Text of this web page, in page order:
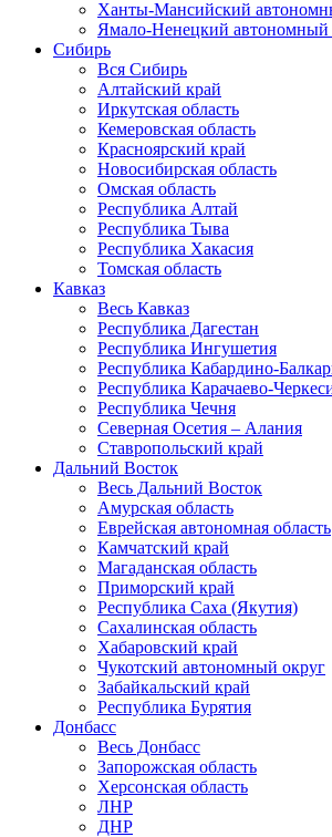
Ханты-Мансийский
Ямало-Ненецкий автономный
Сибирь
Вся Сибирь
Алтайский край
Иркутская область
Кемеровская область
Красноярский край
Новосибирская область
Омская область
Республика Алтай
Республика Тыва
Республика Хакасия
Томская область
Кавказ
Весь Кавказ
Республика Дагестан
Республика Ингушетия
Республика Кабардино-
Республика Карачаево-
Республика Чечня
Северная Осетия – Алания
Ставропольский край
Дальний Восток
Весь Дальний Восток
Амурская область
Еврейская автономная область
Камчатский край
Магаданская область
Приморский край
Республика Саха (Якутия)
Сахалинская область
Хабаровский край
Чукотский автономный округ
Забайкальский край
Республика Бурятия
Донбасс
Весь Донбасс
Запорожская область
Херсонская область
ЛНР
ДНР